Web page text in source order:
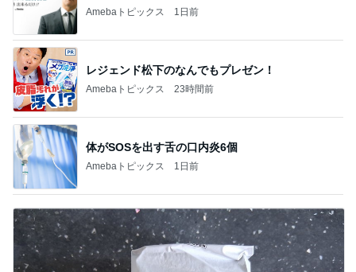
Amebaトピックス 1日前
レジェンド松下のなんでもプレゼン！
Amebaトピックス 23時間前
体がSOSを出す舌の口内炎6個
Amebaトピックス 1日前